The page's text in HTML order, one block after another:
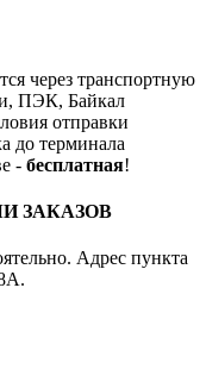
через транспортную
ПЭК, Байкал
отправки
до терминала
- бесплатная!
ЗАКАЗОВ
Адрес пункта